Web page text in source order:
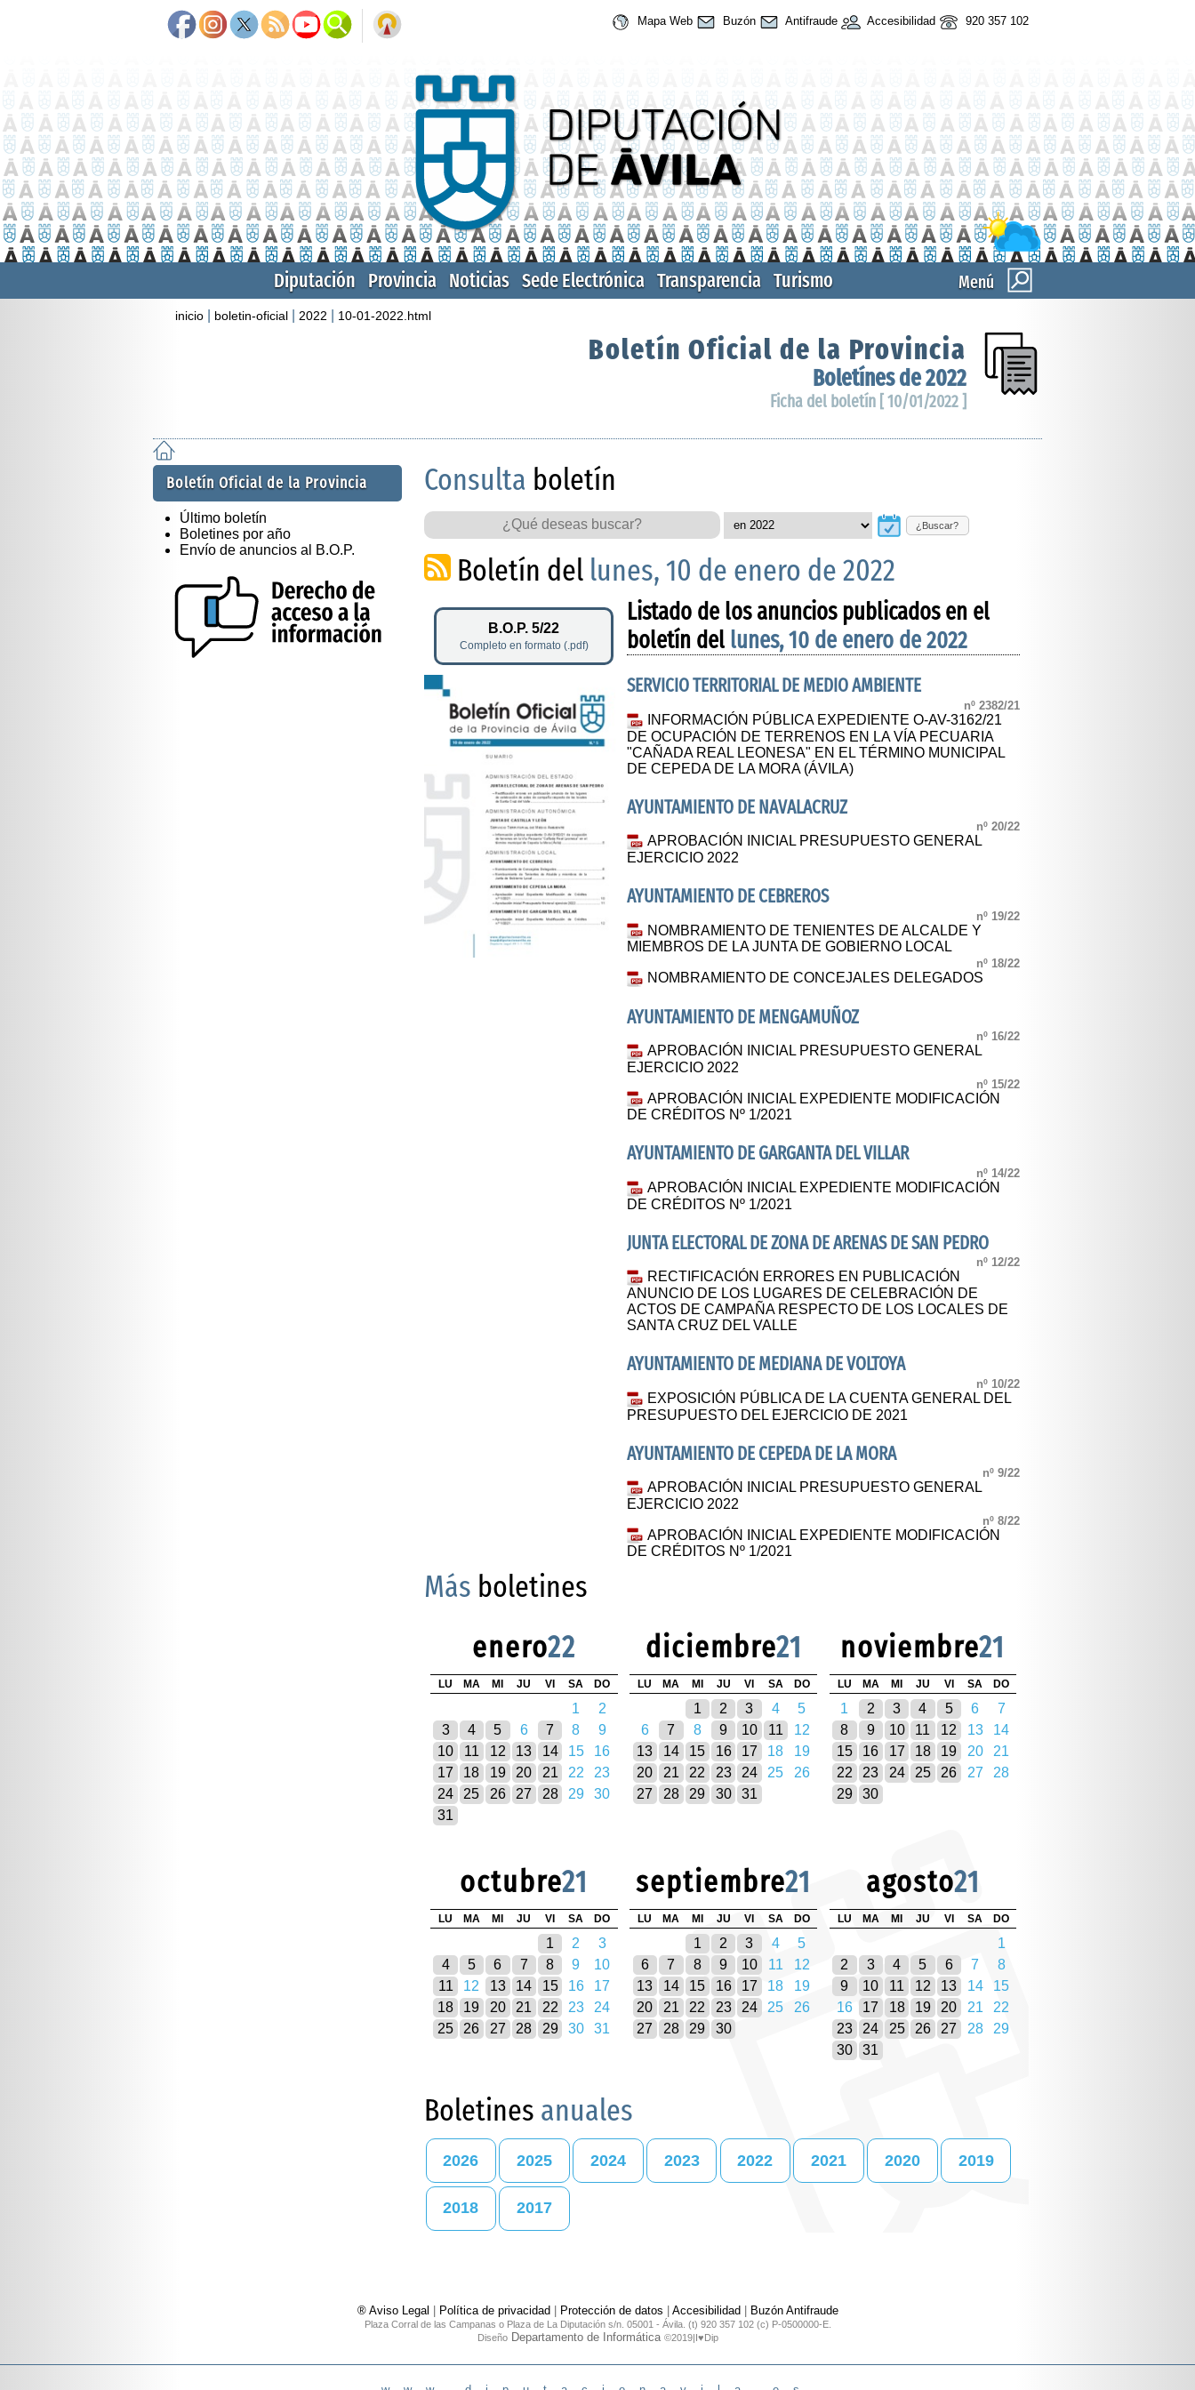
Mapa Web Buzón Antifraude Accesibilidad 920 357 102
Menú
Diputación Provincia Noticias Sede Electrónica Transparencia Turismo
inicio boletin-oficial 2022 10-01-2022.html
Boletín Oficial de la Provincia
Boletínes de 2022
Ficha del boletín [ 10/01/2022 ]
Boletín Oficial de la Provincia
Último boletín
Boletines por año
Envío de anuncios al B.O.P.
Consulta boletín
¿Buscar?
Boletín del lunes, 10 de enero de 2022
B.O.P. 5/22
Completo en formato (.pdf)
Listado de los anuncios publicados en el
boletín del lunes, 10 de enero de 2022
SERVICIO TERRITORIAL DE MEDIO AMBIENTE
nº 2382/21
INFORMACIÓN PÚBLICA EXPEDIENTE O-AV-3162/21
DE OCUPACIÓN DE TERRENOS EN LA VÍA PECUARIA
"CAÑADA REAL LEONESA" EN EL TÉRMINO MUNICIPAL
DE CEPEDA DE LA MORA (ÁVILA)
AYUNTAMIENTO DE NAVALACRUZ
nº 20/22
APROBACIÓN INICIAL PRESUPUESTO GENERAL
EJERCICIO 2022
AYUNTAMIENTO DE CEBREROS
nº 19/22
NOMBRAMIENTO DE TENIENTES DE ALCALDE Y
MIEMBROS DE LA JUNTA DE GOBIERNO LOCAL
nº 18/22
NOMBRAMIENTO DE CONCEJALES DELEGADOS
AYUNTAMIENTO DE MENGAMUÑOZ
nº 16/22
APROBACIÓN INICIAL PRESUPUESTO GENERAL
EJERCICIO 2022
nº 15/22
APROBACIÓN INICIAL EXPEDIENTE MODIFICACIÓN
DE CRÉDITOS Nº 1/2021
AYUNTAMIENTO DE GARGANTA DEL VILLAR
nº 14/22
APROBACIÓN INICIAL EXPEDIENTE MODIFICACIÓN
DE CRÉDITOS Nº 1/2021
JUNTA ELECTORAL DE ZONA DE ARENAS DE SAN PEDRO
nº 12/22
RECTIFICACIÓN ERRORES EN PUBLICACIÓN
ANUNCIO DE LOS LUGARES DE CELEBRACIÓN DE
ACTOS DE CAMPAÑA RESPECTO DE LOS LOCALES DE
SANTA CRUZ DEL VALLE
AYUNTAMIENTO DE MEDIANA DE VOLTOYA
nº 10/22
EXPOSICIÓN PÚBLICA DE LA CUENTA GENERAL DEL
PRESUPUESTO DEL EJERCICIO DE 2021
AYUNTAMIENTO DE CEPEDA DE LA MORA
nº 9/22
APROBACIÓN INICIAL PRESUPUESTO GENERAL
EJERCICIO 2022
nº 8/22
APROBACIÓN INICIAL EXPEDIENTE MODIFICACIÓN
DE CRÉDITOS Nº 1/2021
Más boletines
enero22
LU MA MI JU VI SA DO
1
2
3
4 5 6 7 8
9
10
11 12 13 14 15
16
17
18 19 20 21 22
23
24
25 26 27 28 29
30
31
diciembre21
LU MA MI JU VI SA DO
1 2 3 4
5
6
7 8 9 10 11
12
13
14 15 16 17 18
19
20
21 22 23 24 25
26
27
28 29 30 31
noviembre21
LU MA MI JU VI SA DO
1 2 3 4 5 6
7
8
9 10 11 12 13
14
15
16 17 18 19 20
21
22
23 24 25 26 27
28
29
30
octubre21
LU MA MI JU VI SA DO
1 2
3
4
5 6 7 8 9
10
11
12 13 14 15 16
17
18
19 20 21 22 23
24
25
26 27 28 29 30 31
septiembre21
LU MA MI JU VI SA DO
1 2 3 4
5
6
7 8 9 10 11
12
13
14 15 16 17 18
19
20
21 22 23 24 25
26
27
28 29 30
agosto21
LU MA MI JU VI SA DO
1
2
3 4 5 6 7
8
9
10 11 12 13 14
15
16
17 18 19 20 21
22
23
24 25 26 27 28
29
30
31
Boletines anuales
2026 2025 2024 2023 2022 2021 2020 2019
2018 2017
® Aviso Legal Política de privacidad Protección de datos Accesibilidad Buzón Antifraude
Plaza Corral de las Campanas o Plaza de La Diputación s/n. 05001 - Ávila. (t) 920 357 102 (c) P-0500000-E.
DiseñoDepartamento de Informática ©2019|I♥Dip